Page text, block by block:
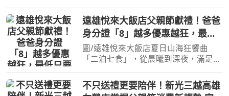
館推出父親節限定優惠，邀請大小朋友
一起潛入海底世界；凡於8月8日至8月
9日期間完成指定報名條
遠雄悅來大飯店父親節獻禮！爸爸
身分證「8」越多優惠越狂，最低
只要8元！
圖/遠雄悅來大飯店夏日山海狂饗曲
「二泊七食」，從晨曦到深夜，滿足每
崇文報導】 遠雄悅來大飯店推出
父親節尊寵優惠，爸爸於《英倫西餐
不只送禮更要陪伴！新光三越高雄